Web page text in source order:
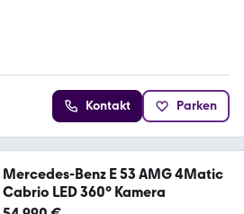
Kontakt Parken
Mercedes-Benz E 53 AMG 4Matic
Cabrio LED 360° Kamera